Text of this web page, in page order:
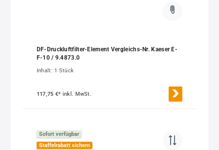
DF-Druckluftfilter-Element Vergleichs-Nr. Kaeser E-
F-10 / 9.4873.0
Inhalt: 1 Stück
117,75 €* inkl. MwSt.
Sofort verfügbar
Staffelrabatt sichern